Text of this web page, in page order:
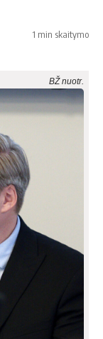
1 min skaitymo
BŽ nuotr.